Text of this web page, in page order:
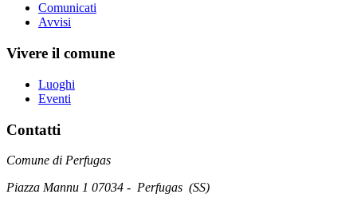
Comunicati
Avvisi
Vivere il comune
Luoghi
Eventi
Contatti
Comune di Perfugas
Piazza Mannu 1 07034 - Perfugas (SS)